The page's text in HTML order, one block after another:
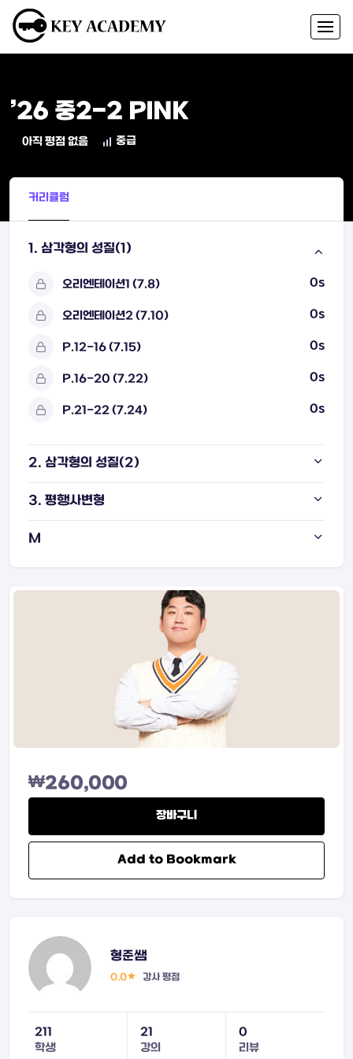
’26 중2-2 PINK
아직 평점 없음 중급
커리큘럼
1. 삼각형의 성질(1)
오리엔테이션1 (7.8) 0s
오리엔테이션2 (7.10) 0s
P.12-16 (7.15) 0s
P.16-20 (7.22) 0s
P.21-22 (7.24) 0s
2. 삼각형의 성질(2)
3. 평행사변형
M
₩260,000
장바구니
Add to Bookmark
형준쌤
0.0 강사 평점
211
학생
21
강의
0
리뷰